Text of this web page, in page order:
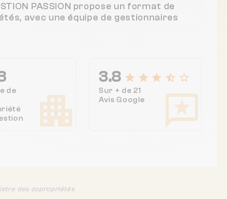
PASSION propose un format de
avec une équipe de gestionnaires
de
3.8
Sur + de 21
Avis Google
des copropriétés